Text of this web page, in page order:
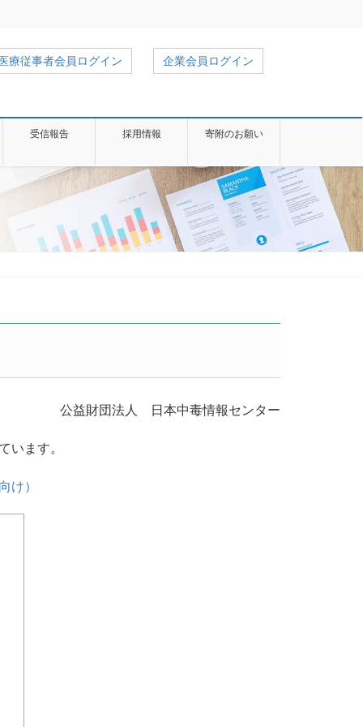
療従事者会員ログイン 企業会員ログイン
受信報告 採用情報 寄附のお願い
公益財団法人 日本中毒情報センター
います。
け）